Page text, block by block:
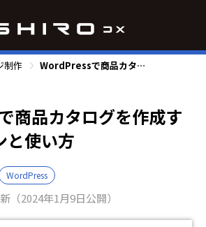
制作 WordPressで商品カタログを作成するプラグインと使い方
商品カタログを作成す
と使い方
WordPress
（2024年1月9日公開）